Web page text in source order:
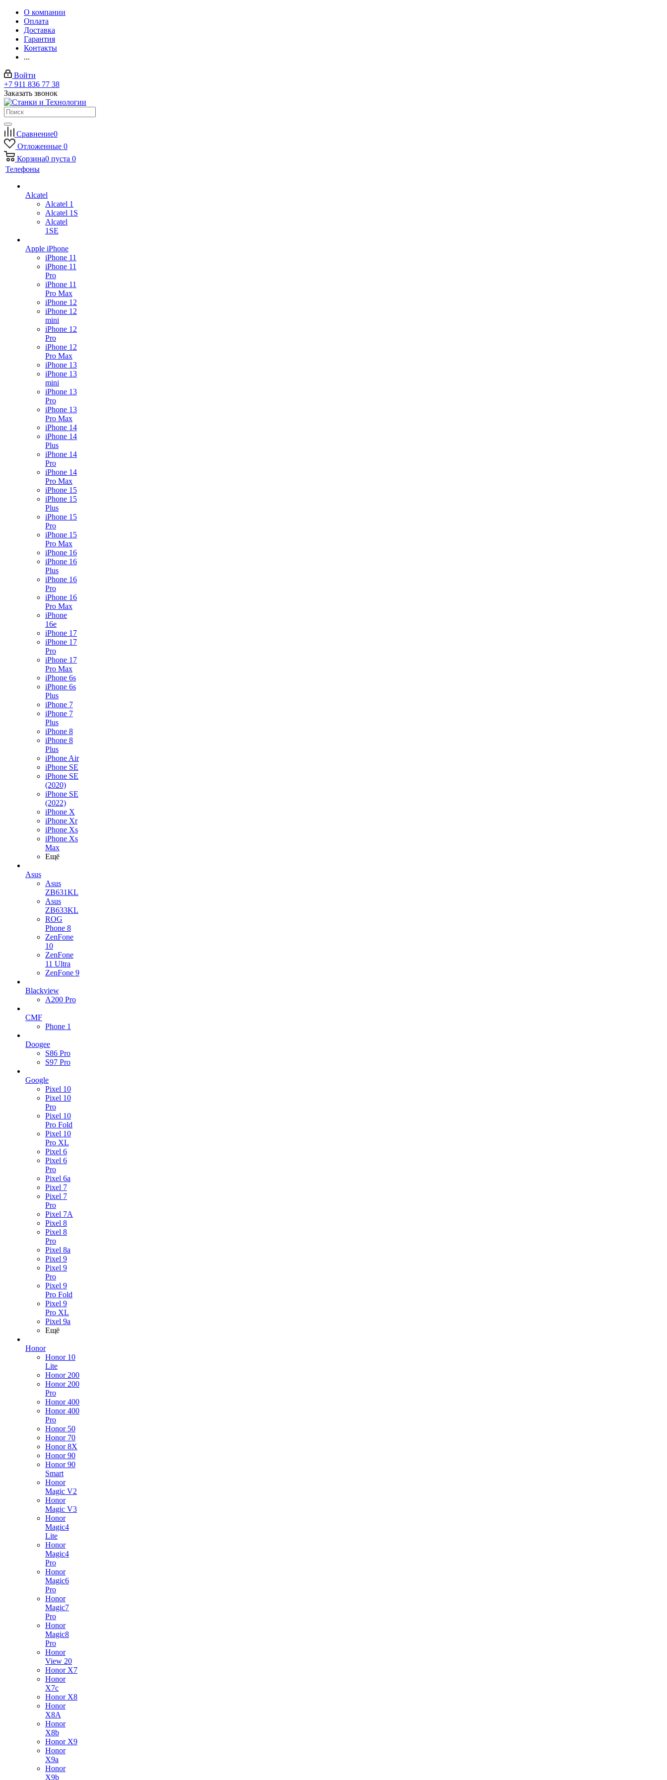
О компании
Оплата
Доставка
Гарантия
Контакты
...
Войти
+7 911 836 77 38
Заказать звонок
Сравнение0
Отложенные 0
Корзина0 пуста 0
Телефоны
Alcatel
Alcatel 1
Alcatel 1S
Alcatel
1SE
Apple iPhone
iPhone 11
iPhone 11
Pro
iPhone 11
Pro Max
iPhone 12
iPhone 12
mini
iPhone 12
Pro
iPhone 12
Pro Max
iPhone 13
iPhone 13
mini
iPhone 13
Pro
iPhone 13
Pro Max
iPhone 14
iPhone 14
Plus
iPhone 14
Pro
iPhone 14
Pro Max
iPhone 15
iPhone 15
Plus
iPhone 15
Pro
iPhone 15
Pro Max
iPhone 16
iPhone 16
Plus
iPhone 16
Pro
iPhone 16
Pro Max
iPhone
16e
iPhone 17
iPhone 17
Pro
iPhone 17
Pro Max
iPhone 6s
iPhone 6s
Plus
iPhone 7
iPhone 7
Plus
iPhone 8
iPhone 8
Plus
iPhone Air
iPhone SE
iPhone SE
(2020)
iPhone SE
(2022)
iPhone X
iPhone Xr
iPhone Xs
iPhone Xs
Max
Ещё
Asus
Asus
ZB631KL
Asus
ZB633KL
ROG
Phone 8
ZenFone
10
ZenFone
11 Ultra
ZenFone 9
Blackview
A200 Pro
CMF
Phone 1
Doogee
S86 Pro
S97 Pro
Google
Pixel 10
Pixel 10
Pro
Pixel 10
Pro Fold
Pixel 10
Pro XL
Pixel 6
Pixel 6
Pro
Pixel 6a
Pixel 7
Pixel 7
Pro
Pixel 7A
Pixel 8
Pixel 8
Pro
Pixel 8a
Pixel 9
Pixel 9
Pro
Pixel 9
Pro Fold
Pixel 9
Pro XL
Pixel 9a
Ещё
Honor
Honor 10
Lite
Honor 200
Honor 200
Pro
Honor 400
Honor 400
Pro
Honor 50
Honor 70
Honor 8X
Honor 90
Honor 90
Smart
Honor
Magic V2
Honor
Magic V3
Honor
Magic4
Lite
Honor
Magic4
Pro
Honor
Magic6
Pro
Honor
Magic7
Pro
Honor
Magic8
Pro
Honor
View 20
Honor X7
Honor
X7c
Honor X8
Honor
X8A
Honor
X8b
Honor X9
Honor
X9a
Honor
X9b